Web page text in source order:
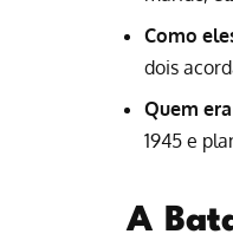
Como
dois
Quem
1945 e
A